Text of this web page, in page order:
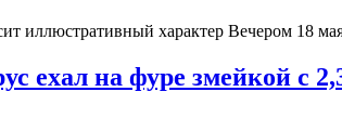
иллюстративный характер Вечером 18
ехал на фуре змейкой с